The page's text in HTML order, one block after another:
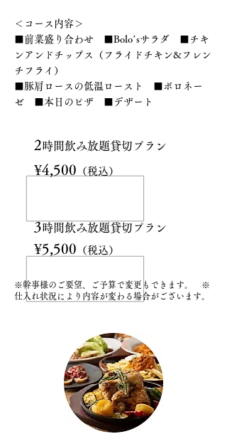
＜コース内容＞
■前菜盛り合わせ ■Bolo’sサラダ ■チキ
ンアンドチップス（フライドチキン&フレン
チフライ）
■豚肩ロースの低温ロースト ■ボロネー
ゼ ■本日のピザ ■デザート
2時間飲み放題貸切プラン
¥4,500 （税込）
3時間飲み放題貸切プラン
¥5,500 （税込）
※幹事様のご要望、ご予算で変更もできます。 ※
仕入れ状況により内容が変わる場合がございます。